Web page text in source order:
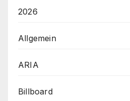
2026
Allgemein
ARIA
Billboard